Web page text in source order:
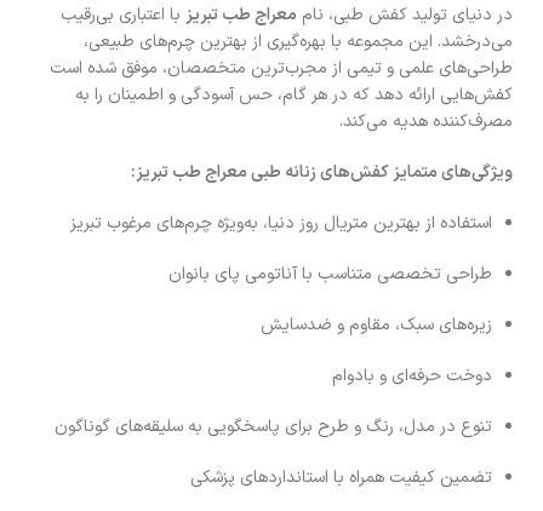
در دنیای تولید کفش طبی، نام معراج طب تبریز با اعتباری بی‌رقیب
می‌درخشد. این مجموعه با بهره‌گیری از بهترین چرم‌های طبیعی،
طراحی‌های علمی و تیمی از مجرب‌ترین متخصصان، موفق شده است
کفش‌هایی ارائه دهد که در هر گام، حس آسودگی و اطمینان را به
مصرف‌کننده هدیه می‌کند.
ویژگی‌های متمایز کفش‌های زنانه طبی معراج طب تبریز:
استفاده از بهترین متریال روز دنیا، به‌ویژه چرم‌های مرغوب تبریز
طراحی تخصصی متناسب با آناتومی پای بانوان
زیره‌های سبک، مقاوم و ضدسایش
دوخت حرفه‌ای و بادوام
تنوع در مدل، رنگ و طرح برای پاسخگویی به سلیقه‌های گوناگون
تضمین کیفیت همراه با استانداردهای پزشکی